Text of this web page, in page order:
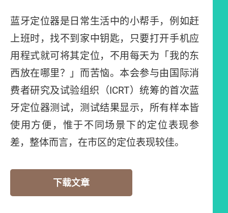
蓝牙定位器是日常生活中的小帮手，例如赶
上班时，找不到家中钥匙，只要打开手机应
用程式就可将其定位，不用每天为「我的东
西放在哪里？」而苦恼。本会参与由国际消
费者研究及试验组织（ICRT）统筹的首次蓝
牙定位器测试，测试结果显示，所有样本皆
使用方便，惟于不同场景下的定位表现参
差，整体而言，在市区的定位表现较佳。
下载文章